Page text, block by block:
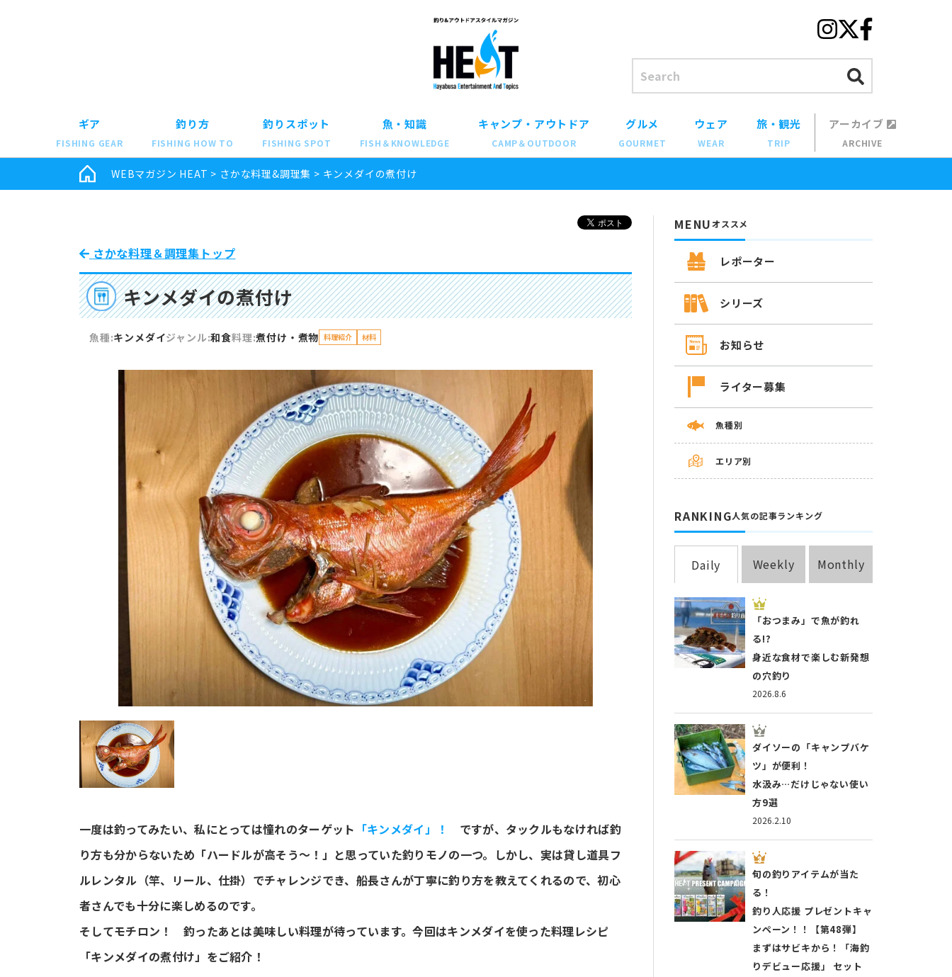
ギア
FISHING GEAR
釣り方
FISHING HOW TO
釣りスポット
FISHING SPOT
魚・知識
FISH＆KNOWLEDGE
キャンプ・アウトドア
CAMP＆OUTDOOR
グルメ
GOURMET
ウェア
WEAR
旅・観光
TRIP
アーカイブ
ARCHIVE
WEBマガジン HEAT > さかな料理&調理集 > キンメダイの煮付け
さかな料理＆調理集トップ
キンメダイの煮付け
魚種:キンメダイジャンル:和食料理:煮付け・煮物 料理紹介 材料
一度は釣ってみたい、私にとっては憧れのターゲット 「キンメダイ」！
ですが、タックルもなければ釣
り方も分からないため「ハードルが高そう～！」と思っていた釣りモノの一つ。しかし、実は貸し道具フ
ルレンタル（竿、リール、仕掛）でチャレンジでき、船長さんが丁寧に釣り方を教えてくれるので、初心
者さんでも十分に楽しめるのです。
そしてモチロン！ 釣ったあとは美味しい料理が待っています。今回はキンメダイを使った料理レシピ
「キンメダイの煮付け」をご紹介！
MENUオススメ
レポーター
シリーズ
お知らせ
ライター募集
魚種別
エリア別
RANKING人気の記事ランキング
Daily Weekly Monthly
2026.8.6
「おつまみ」で魚が釣れ
る!?
身近な食材で楽しむ新発想
の穴釣り
2026.2.10
ダイソーの「キャンプバケ
ツ」が便利！
水汲み…だけじゃない使い
方9選
旬の釣りアイテムが当た
る！
釣り人応援 プレゼントキャ
ンペーン！！【第48弾】
まずはサビキから！「海釣
りデビュー応援」 セット